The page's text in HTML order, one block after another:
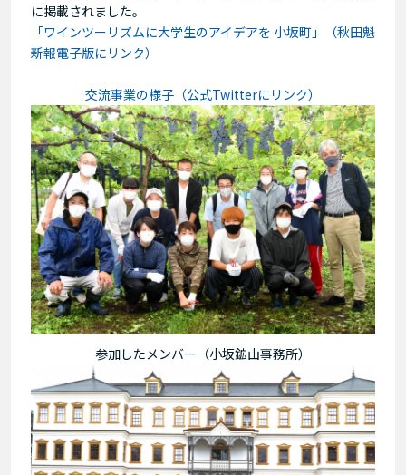
に掲載されました。
「ワインツーリズムに大学生のアイデアを 小坂町」（秋田魁
新報電子版にリンク）
交流事業の様子（公式Twitterにリンク）
参加したメンバー（小坂鉱山事務所）